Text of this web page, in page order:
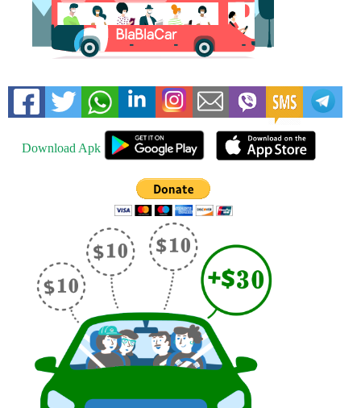
Download Apk